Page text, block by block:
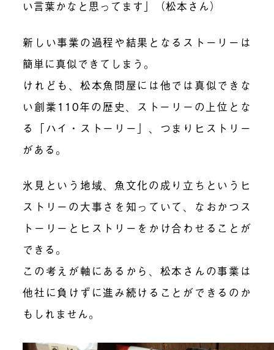
い言葉かなと思ってます」（松本さん）
新しい事業の過程や結果となるストーリーは
簡単に真似できてしまう。
けれども、松本魚問屋には他では真似できな
い創業110年の歴史、ストーリーの上位とな
る「ハイ・ストーリー」、つまりヒストリー
がある。
氷見という地域、魚文化の成り立ちというヒ
ストリーの大事さを知っていて、なおかつス
トーリーとヒストリーをかけ合わせることが
できる。
この考えが軸にあるから、松本さんの事業は
他社に負けずに進み続けることができるのか
もしれません。